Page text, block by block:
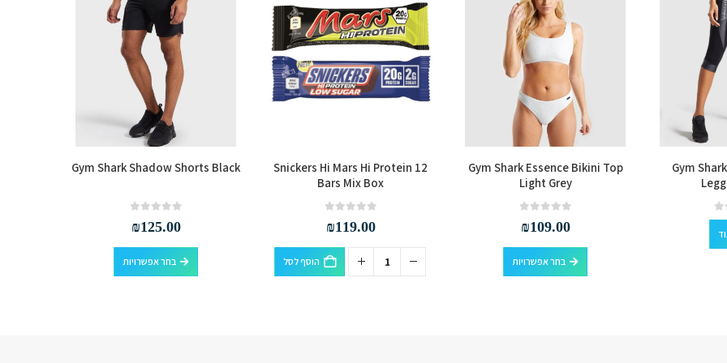
Gym
Gym Shark Essence Bikini Top
Light Grey
₪109.00
בחר אפשרויות
למוצר זה יש מספר סוגים. ניתן לבחור את האפשרויות בעמוד המוצר
Snickers Hi Mars Hi Protein 12
Bars Mix Box
₪119.00
הוסף לסל
Gym Shark Shadow Shorts Black
₪125.00
בחר אפשרויות
למוצר זה יש מספר סוגים. ניתן לבחור את האפשרויות בעמוד המוצר